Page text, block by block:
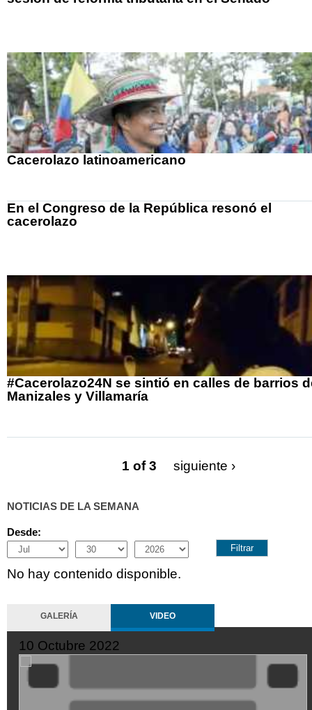
Cacerolazo latinoamericano
En el Congreso de la República resonó el
cacerolazo
#Cacerolazo24N se sintió en calles de barrios
Manizales y Villamaría
1 of 3 siguiente ›
NOTICIAS DE LA SEMANA
Desde:
Month
Day Year
No hay contenido disponible.
GALERÍA VIDEO
10 Octubre 2022
XDGVyvJOFpI